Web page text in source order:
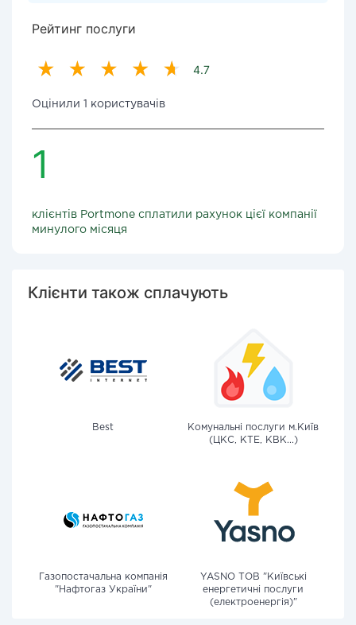
Рейтинг послуги
4.7
Оцінили 1 користувачів
1
клієнтів Portmone сплатили рахунок цієї компанії
минулого місяця
Клієнти також сплачують
Best
Комунальні послуги м.Київ
(ЦКС, КТЕ, КВК...)
Газопостачальна компанія
"Нафтогаз України"
YASNO ТОВ "Київські
енергетичні послуги
(електроенергія)"